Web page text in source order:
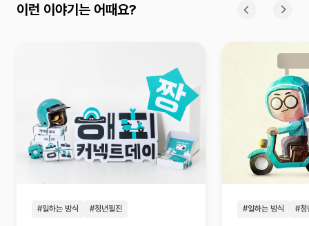
이런 이야기는 어때요?
#일하는 방식 #청년필진 #일하는 방식 #청